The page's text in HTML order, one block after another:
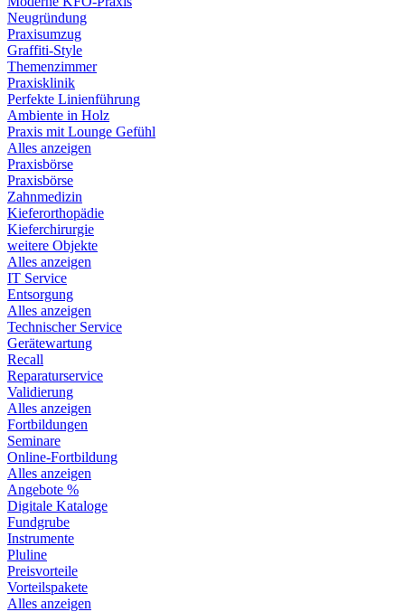
Neugründung
Praxisumzug
Graffiti-Style
Themenzimmer
Praxisklinik
Perfekte Linienführung
Ambiente in Holz
Praxis mit Lounge Gefühl
Alles anzeigen
Praxisbörse
Praxisbörse
Zahnmedizin
Kieferorthopädie
Kieferchirurgie
weitere Objekte
Alles anzeigen
IT Service
Entsorgung
Alles anzeigen
Technischer Service
Gerätewartung
Recall
Reparaturservice
Validierung
Alles anzeigen
Fortbildungen
Seminare
Online-Fortbildung
Alles anzeigen
Angebote %
Digitale Kataloge
Fundgrube
Instrumente
Pluline
Preisvorteile
Vorteilspakete
Alles anzeigen